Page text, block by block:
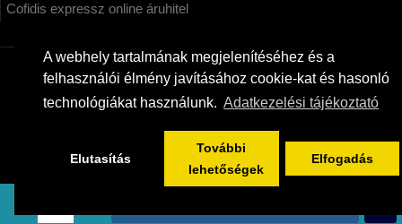
A webhely tartalmának megjelenítéséhez és a
felhasználói élmény javításához cookie-kat és hasonló
technológiákat használunk. Adatkezelési tájékoztató
Elutasítás
További
lehetőségek
Elfogadás
Cofidis expressz online áruhitel
KAPCSOLAT
kertimedencek.hu - Intex képviselet Webáruház
info@kertimedencek.hu
Partnereink:Sup fa,Medence piac,Karbon & Hajó műszer